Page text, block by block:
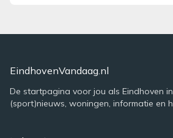
EindhovenVandaag.nl
De startpagina voor jou als Eindhoven
(sport)nieuws, woningen, informatie en